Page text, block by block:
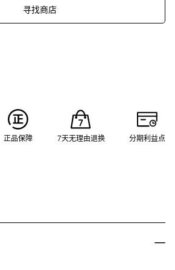
寻找商店
正品保障 7天无理由退换 分期利益点